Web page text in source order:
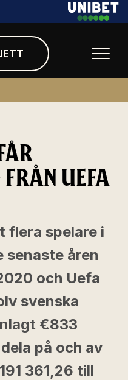
UEFA
flera spelare i
senaste åren
och Uefa
svenska
€833
på och av
361,26 till